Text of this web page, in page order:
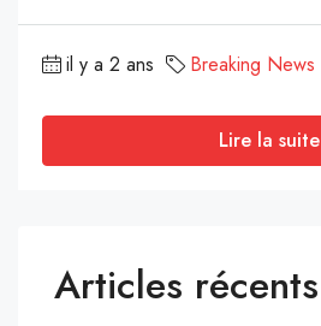
il y a 2 ans Breaking News
Lire la suite
Articles récents